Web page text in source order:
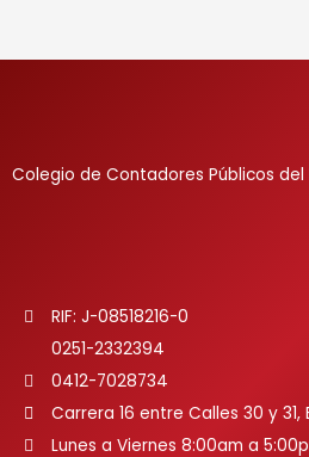
Colegio de Contadores Públicos del
RIF: J-08518216-0
0251-2332394
0412-7028734
Carrera 16 entre Calles 30 y
Lunes a Viernes 8:00am a